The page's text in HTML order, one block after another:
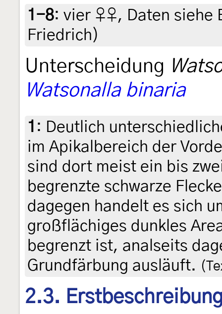
1-8: vier ♀♀, Daten siehe
Friedrich)
Unterscheidung
Watsonalla binaria
1 : Deutlich
im Apikalbereich der
sind dort meist ein bis
begrenzte schwarze
dagegen handelt es sich
großflächiges dunkles
begrenzt ist, analseits
Grundfärbung ausläuft.
2.3.